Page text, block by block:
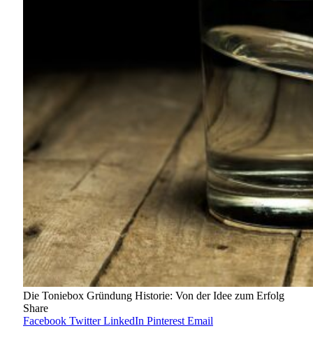
Die Toniebox Gründung Historie: Von der Idee zum Erfolg
Share
Facebook Twitter LinkedIn Pinterest Email